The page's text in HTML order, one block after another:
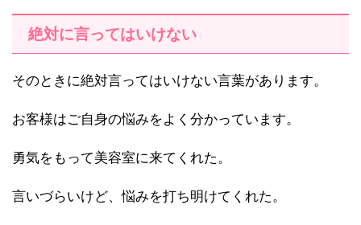
絶対に言ってはいけない
そのときに絶対言ってはいけない言葉があります。
お客様はご自身の悩みをよく分かっています。
勇気をもって美容室に来てくれた。
言いづらいけど、悩みを打ち明けてくれた。